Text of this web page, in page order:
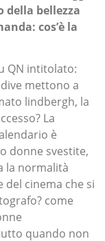
della bellezza
cos’è la
QN intitolato:
mettono a
lindbergh, la
La
è
donne svestite,
la normalità
del cinema che si
come
quando non